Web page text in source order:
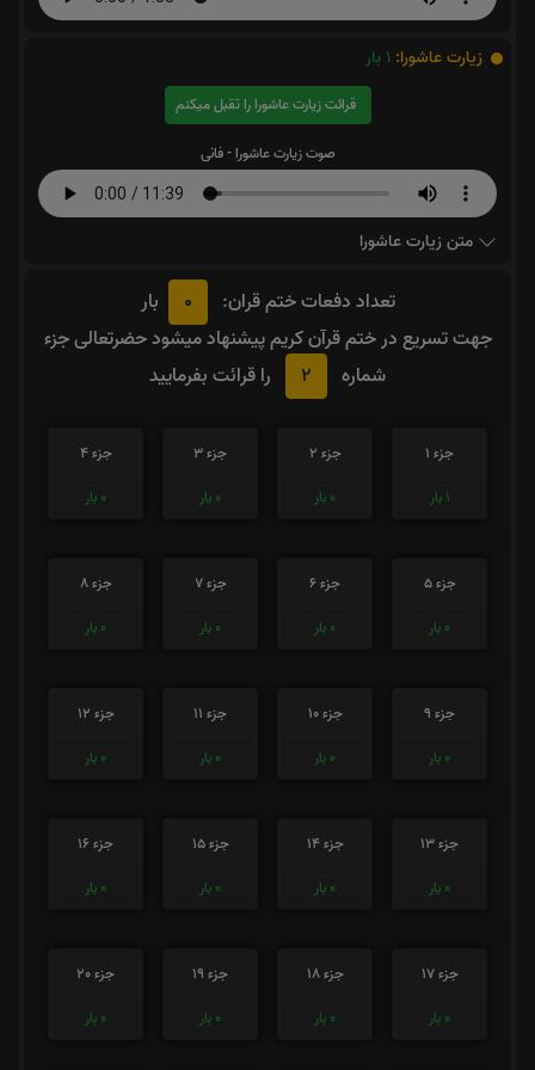
زیارت عاشورا: 1 بار
قرائت زیارت عاشورا را تقبل میکنم
صوت زیارت عاشورا - فانی
متن زیارت عاشورا
تعداد دفعات ختم قران: 0
بار
جهت تسریع در ختم قرآن کریم پیشنهاد میشود حضرتعالی جزء
شماره
2 را قرائت بفرمایید
جزء 1
1 بار
جزء 2
0 بار
جزء 3
0 بار
جزء 4
0 بار
جزء 5
0 بار
جزء 6
0 بار
جزء 7
0 بار
جزء 8
0 بار
جزء 9
0 بار
جزء 10
0 بار
جزء 11
0 بار
جزء 12
0 بار
جزء 13
0 بار
جزء 14
0 بار
جزء 15
0 بار
جزء 16
0 بار
جزء 17
0 بار
جزء 18
0 بار
جزء 19
0 بار
جزء 20
0 بار